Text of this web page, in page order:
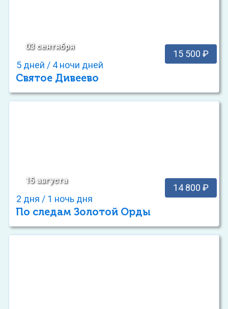
03 сентября
15 500 ₽
5 дней / 4 ночи дней
Святое Дивеево
15 августа
14 800 ₽
2 дня / 1 ночь дня
По следам Золотой Орды